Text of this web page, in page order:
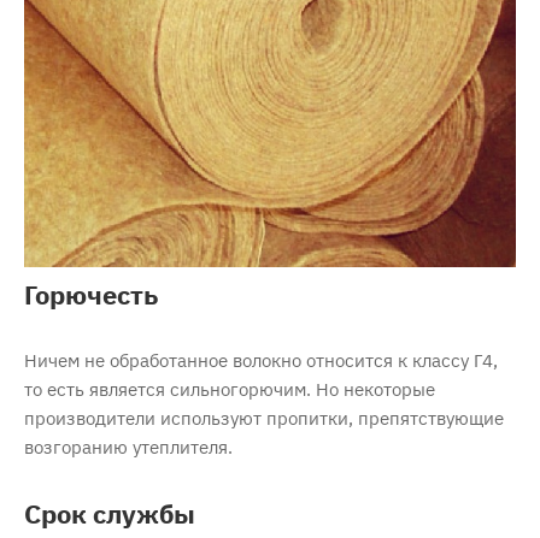
Горючесть
Ничем не обработанное волокно относится к классу Г4,
то есть является сильногорючим. Но некоторые
производители используют пропитки, препятствующие
возгоранию утеплителя.
Срок службы